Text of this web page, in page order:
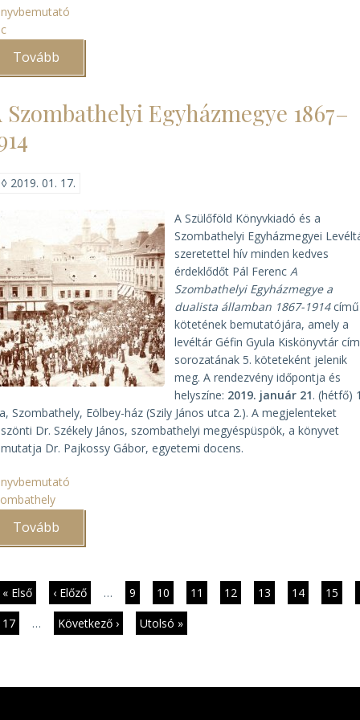
Tovább
Egyházmegye
a
Szent
Szombathelyi Egyházmegye 1867–
◊ 2019. 01. 17.
A Szülőföld Könyvkiadó és a
Szombathelyi Egyházmegyei
szeretettel hív minden kedves
érdeklődőt Pál FerencA
Szombathelyi Egyházmegye a
dualista államban 1867-1914című
kötetének bemutatójára, amely a
levéltár Géfin Gyula Kiskönyvtár
sorozatának 5. köteteként jelenik
meg. A rendezvény időpontja és
helyszíne: 2019. január 21. (hétfő)
Szombathely, Eölbey-ház (Szily János utca 2.). A megjelenteket
Dr. Székely János, szombathelyi megyéspüspök, a könyvet
Dr. Pajkossy Gábor, egyetemi docens.
Tovább
Egyházmegye
1914)
Első
oldal
« Első
Előző
oldal
‹ Előző … Page
9 Page
10 Page
11 Page
12
Jelenlegi
13 Page
14 Page
15
Page
17 …
Következő
Következő ›
Utolsó
Utolsó »